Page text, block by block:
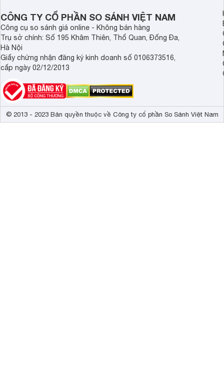
Ấn tượng đến choáng ngợp với thiết kế siêu mỏng
Đồng thời,
thanh mảnh nhưngkhông kém phần chắc chắn, giúptivi
phẳng.
Trọng lượng có chân 19.7 kg
Kích thước không chân, treo tường 123.2 x 71.2
Trọng lượng không có chân 18.4 kg
CÔNG TY CỔ PHẦN SO SÁNH VIỆT NAM
Công cụ so sánh giá online - Không bán hàng
Trụ sở chính: Số 195 Khâm Thiên, Thổ Quan, Đống Đa,
Hà Nội
Giấy chứng nhận đăng ký kinh doanh số 0106373516,
cấp ngày 02/12/2013
© 2013 - 2023 Bản quyền thuộc về Công ty cổ phần So Sánh Việt Nam